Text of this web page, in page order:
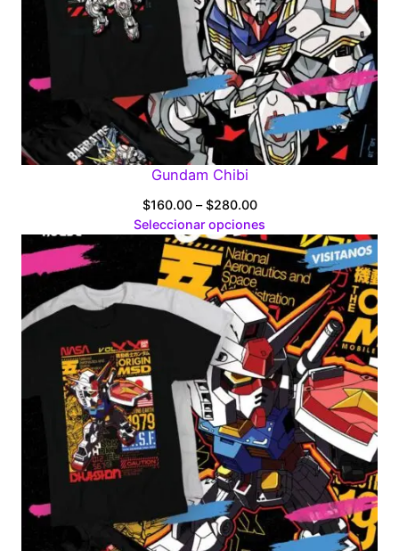
Gundam Chibi
$160.00 – $280.00Price
range:
$160.00
through
$280.00
Seleccionar opciones